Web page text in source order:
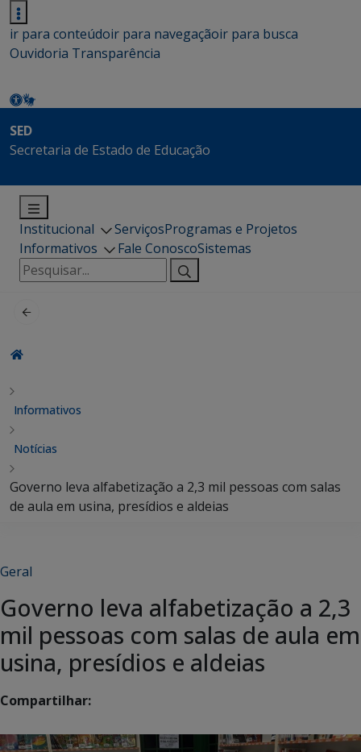
ir para conteúdoir para navegaçãoir para busca
Ouvidoria Transparência
SED
Secretaria de Estado de Educação
Institucional ServiçosProgramas e Projetos
Informativos
Fale ConoscoSistemas
Pesquisar
por:
Informativos
Notícias
Governo leva alfabetização a 2,3 mil pessoas com salas
de aula em usina, presídios e aldeias
Geral
Governo leva alfabetização a 2,3
mil pessoas com salas de aula em
usina, presídios e aldeias
Compartilhar: